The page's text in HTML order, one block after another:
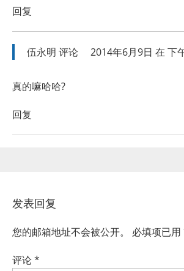
回复
伍永明 评论 2014年6月9日 在 下
真的嘛哈哈?
回复
发表回复
您的邮箱地址不会被公开。 必填项已用
评论*